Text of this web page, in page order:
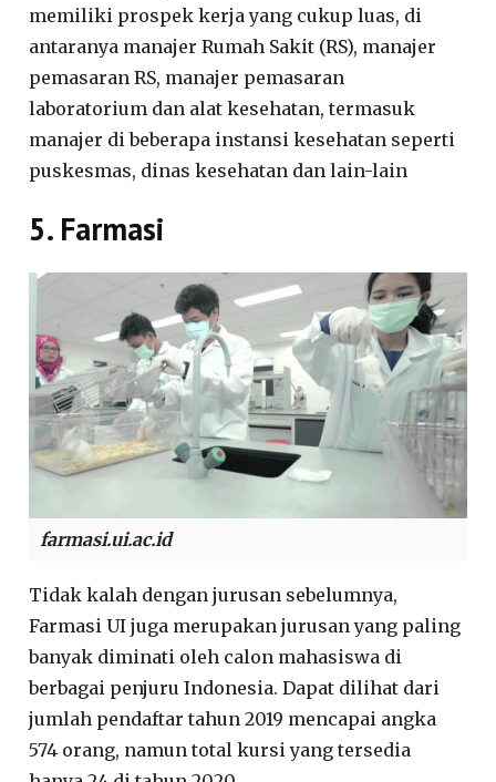
memiliki prospek kerja yang cukup luas, di
antaranya manajer Rumah Sakit (RS), manajer
pemasaran RS, manajer pemasaran
laboratorium dan alat kesehatan, termasuk
manajer di beberapa instansi kesehatan seperti
puskesmas, dinas kesehatan dan lain-lain
5. Farmasi
farmasi.ui.ac.id
Tidak kalah dengan jurusan sebelumnya,
Farmasi UI juga merupakan jurusan yang paling
banyak diminati oleh calon mahasiswa di
berbagai penjuru Indonesia. Dapat dilihat dari
jumlah pendaftar tahun 2019 mencapai angka
574 orang, namun total kursi yang tersedia